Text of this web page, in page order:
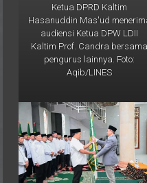
Hasanuddin Mas'ud menerima
audiensi Ketua DPW LDII
Kaltim Prof. Candra bersama
pengurus lainnya. Foto:
Aqib/LINES